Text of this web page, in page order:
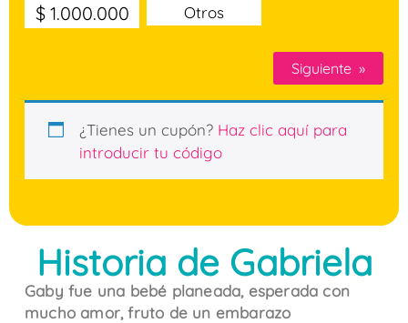
$1.000.000 Otros
»
¿Tienes un cupón? Haz clic aquí para
introducir tu código
Historia de Gabriela
Gaby fue una bebé planeada, esperada con
mucho amor, fruto de un embarazo